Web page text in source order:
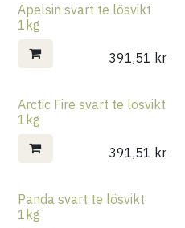
Apelsin svart te lösvikt
1kg
391,51 kr
Arctic Fire svart te lösvikt
1kg
391,51 kr
Panda svart te lösvikt
1kg